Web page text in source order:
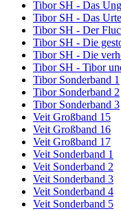
Tibor SH - Das
Tibor SH - Das
Tibor SH - Der
Tibor SH - Die
Tibor SH - Die
Tibor SH - Tibor
Tibor Sonderband 1
Tibor Sonderband 2
Tibor Sonderband 3
Veit Großband 15
Veit Großband 16
Veit Großband 17
Veit Sonderband 1
Veit Sonderband 2
Veit Sonderband 3
Veit Sonderband 4
Veit Sonderband 5